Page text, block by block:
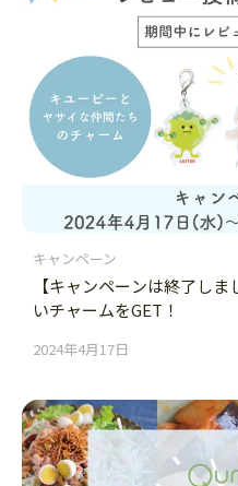
キャンペーン
【キャンペーンは終了し
いチャームをGET！
2024年4月17日